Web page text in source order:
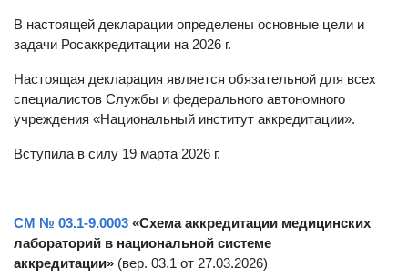
В настоящей декларации определены основные цели и
Настоящая декларация является обязательной для всех
специалистов Службы и федерального автономного
СМ № 03.1-9.0003«Схема аккредитации медицинских
лабораторий в национальной системе